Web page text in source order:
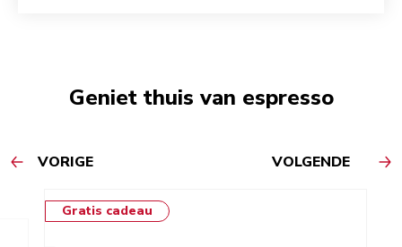
Geniet thuis van espresso
VORIGE VOLGENDE
Gratis cadeau